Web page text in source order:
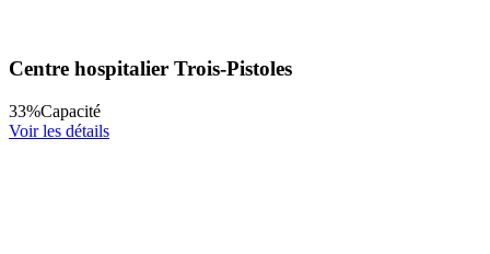
Centre hospitalier Trois-Pistoles
33%Capacité
Voir les détails